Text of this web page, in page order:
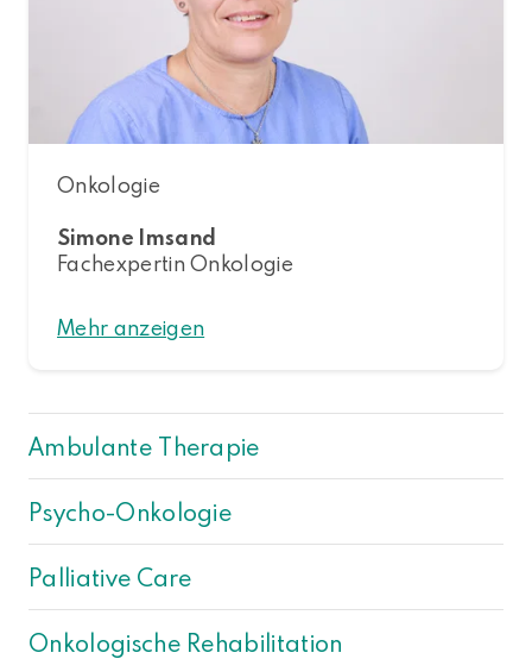
Ambulante Therapie
Psycho-Onkologie
Palliative Care
Onkologische Rehabilitation
Onkologie
Simone Imsand
Fachexpertin Onkologie
Mehr anzeigen